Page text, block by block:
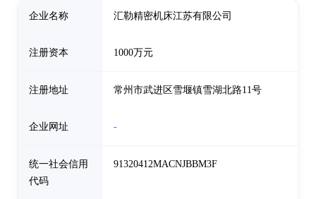
企业名称 汇勒精密机床江苏有限公司
注册资本 1000万元
注册地址 常州市武进区雪堰镇雪湖北路11号
企业网址 -
统一社会信用
代码
91320412MACNJBBM3F